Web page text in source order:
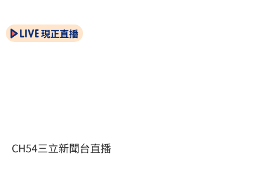
現正直播
CH54三立新聞台直播